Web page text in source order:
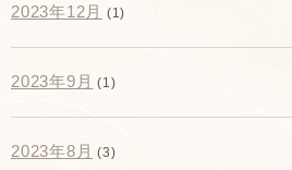
2023年12月 (1)
2023年9月 (1)
2023年8月 (3)